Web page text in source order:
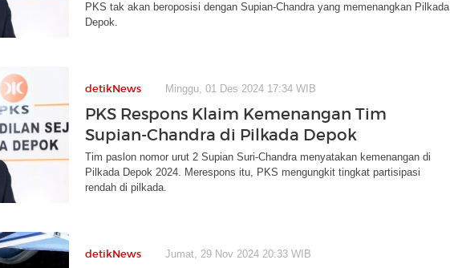
PKS tak akan beroposisi dengan Supian-Chandra yang memenangkan Pilkada
Depok.
detikNews Minggu, 01 Des 2024 17:34 WIB
PKS Respons Klaim Kemenangan Tim
Supian-Chandra di Pilkada Depok
Tim paslon nomor urut 2 Supian Suri-Chandra menyatakan kemenangan di
Pilkada Depok 2024. Merespons itu, PKS mengungkit tingkat partisipasi
rendah di pilkada.
detikNews Jumat, 29 Nov 2024 20:33 WIB